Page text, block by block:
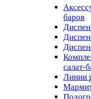
баров
салат-
Линии